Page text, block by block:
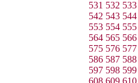
531 532 533
542 543 544
553 554 555
564 565 566
575 576 577
586 587 588
597 598 599
608 609 610